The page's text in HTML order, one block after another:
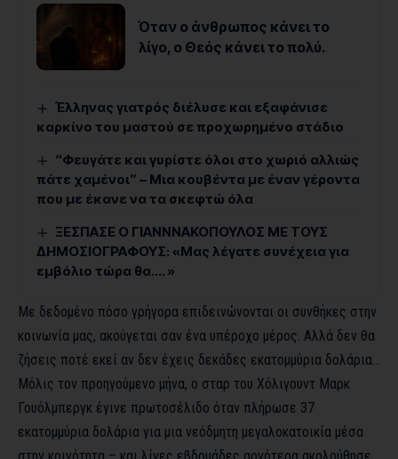
Όταν ο άνθρωπος κάνει το
λίγο, ο Θεός κάνει το πολύ.
Έλληνας γιατρός διέλυσε και εξαφάνισε
καρκίνο του μαστού σε προχωρημένο στάδιο
“Φευγάτε και γυρίστε όλοι στο χωριό αλλιώς
πάτε χαμένοι” – Μια κουβέντα με έναν γέροντα
που με έκανε να τα σκεφτώ όλα
ΞΕΣΠΑΣΕ Ο ΓΙΑΝΝΝΑΚΟΠΟΥΛΟΣ ΜΕ ΤΟΥΣ
ΔΗΜΟΣΙΟΓΡΑΦΟΥΣ: «Μας λέγατε συνέχεια για
εμβόλιο τώρα θα…. »
Με δεδομένο πόσο γρήγορα επιδεινώνονται οι συνθήκες στην
κοινωνία μας, ακούγεται σαν ένα υπέροχο μέρος. Αλλά δεν θα
ζήσεις ποτέ εκεί αν δεν έχεις δεκάδες εκατομμύρια δολάρια…
Μόλις τον προηγούμενο μήνα, ο σταρ του Χόλιγουντ Μαρκ
Γουόλμπεργκ έγινε πρωτοσέλιδο όταν πλήρωσε 37
εκατομμύρια δολάρια για μια νεόδμητη μεγαλοκατοικία μέσα